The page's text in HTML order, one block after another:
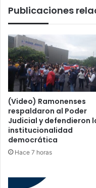
Publicaciones
(Video) Ramonenses
respaldaron al Poder
Judicial y defendieron
institucionalidad
democrática
Hace 7 horas